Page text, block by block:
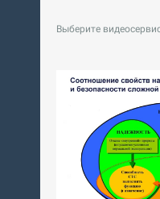
Выберите